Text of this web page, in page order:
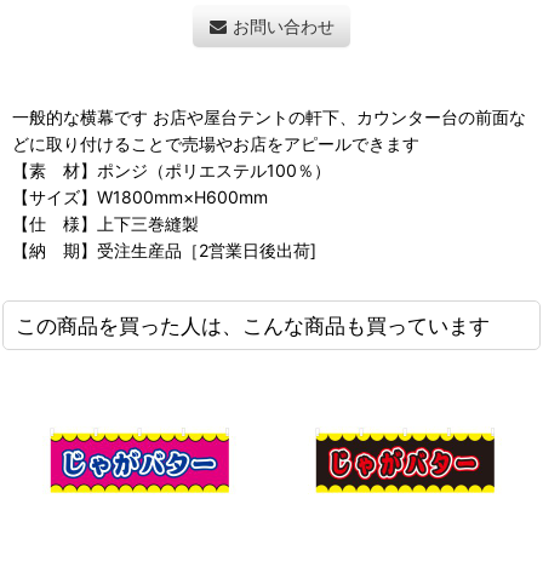
お問い合わせ
一般的な横幕です お店や屋台テントの軒下、カウンター台の前面な
どに取り付けることで売場やお店をアピールできます
【素 材】ポンジ（ポリエステル100％）
【サイズ】W1800mm×H600mm
【仕 様】上下三巻縫製
【納 期】受注生産品［2営業日後出荷]
この商品を買った人は、こんな商品も買っています